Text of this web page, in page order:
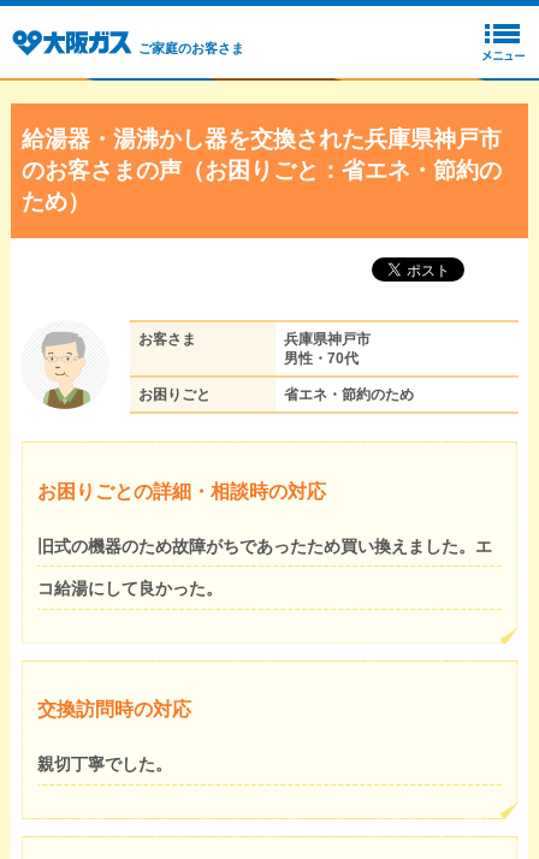
ご家庭のお客さま
給湯器・湯沸かし器を交換された兵庫県神戸市
のお客さまの声（お困りごと：省エネ・節約の
ため）
お客さま
兵庫県神戸市
男性・70代
お困りごと 省エネ・節約のため
お困りごとの詳細・相談時の対応
旧式の機器のため故障がちであったため買い換えました。エ
コ給湯にして良かった。
交換訪問時の対応
親切丁寧でした。